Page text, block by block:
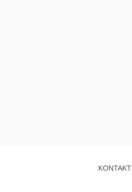
KONTAKT